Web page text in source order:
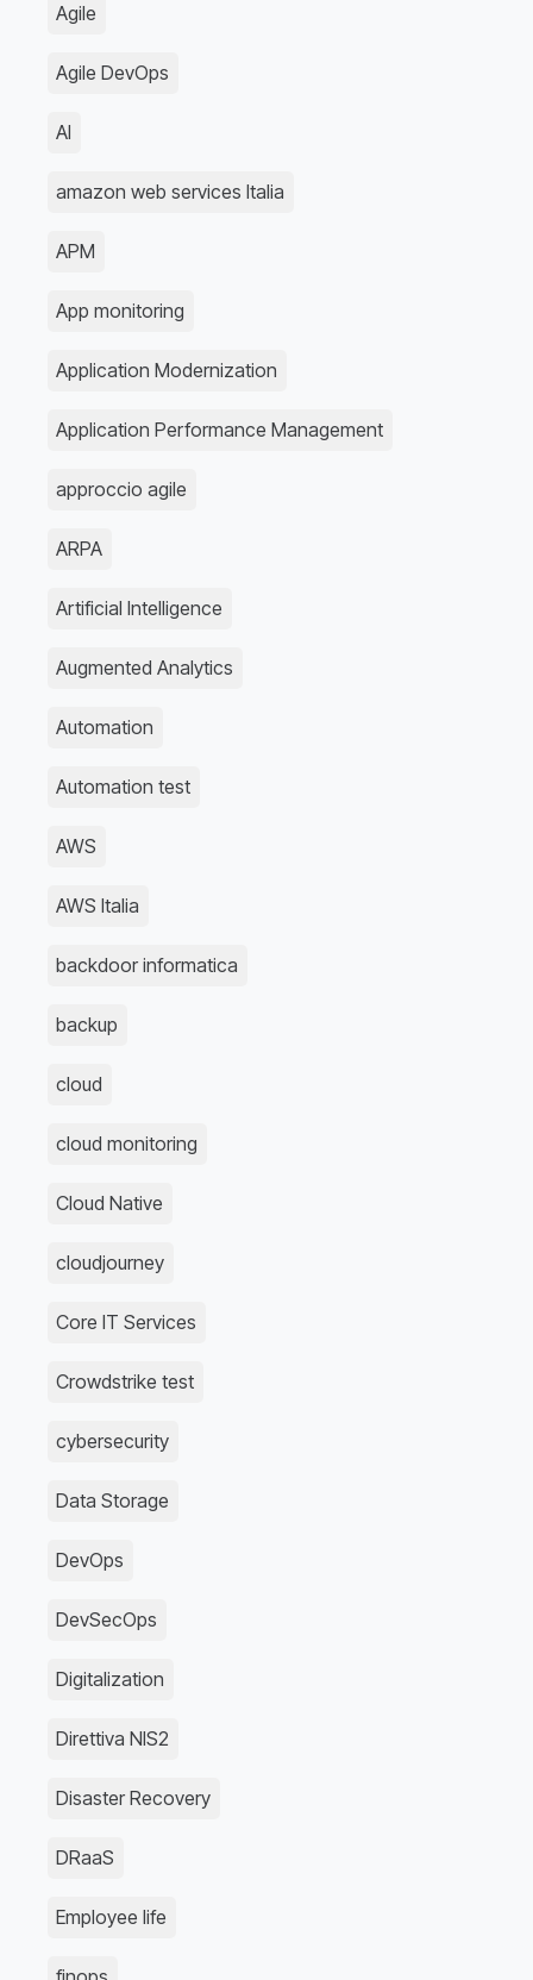
Agile
Agile DevOps
AI
amazon web services Italia
APM
App monitoring
Application Modernization
Application Performance Management
approccio agile
ARPA
Artificial Intelligence
Augmented Analytics
Automation
Automation test
AWS
AWS Italia
backdoor informatica
backup
cloud
cloud monitoring
Cloud Native
cloudjourney
Core IT Services
Crowdstrike test
cybersecurity
Data Storage
DevOps
DevSecOps
Digitalization
Direttiva NIS2
Disaster Recovery
DRaaS
Employee life